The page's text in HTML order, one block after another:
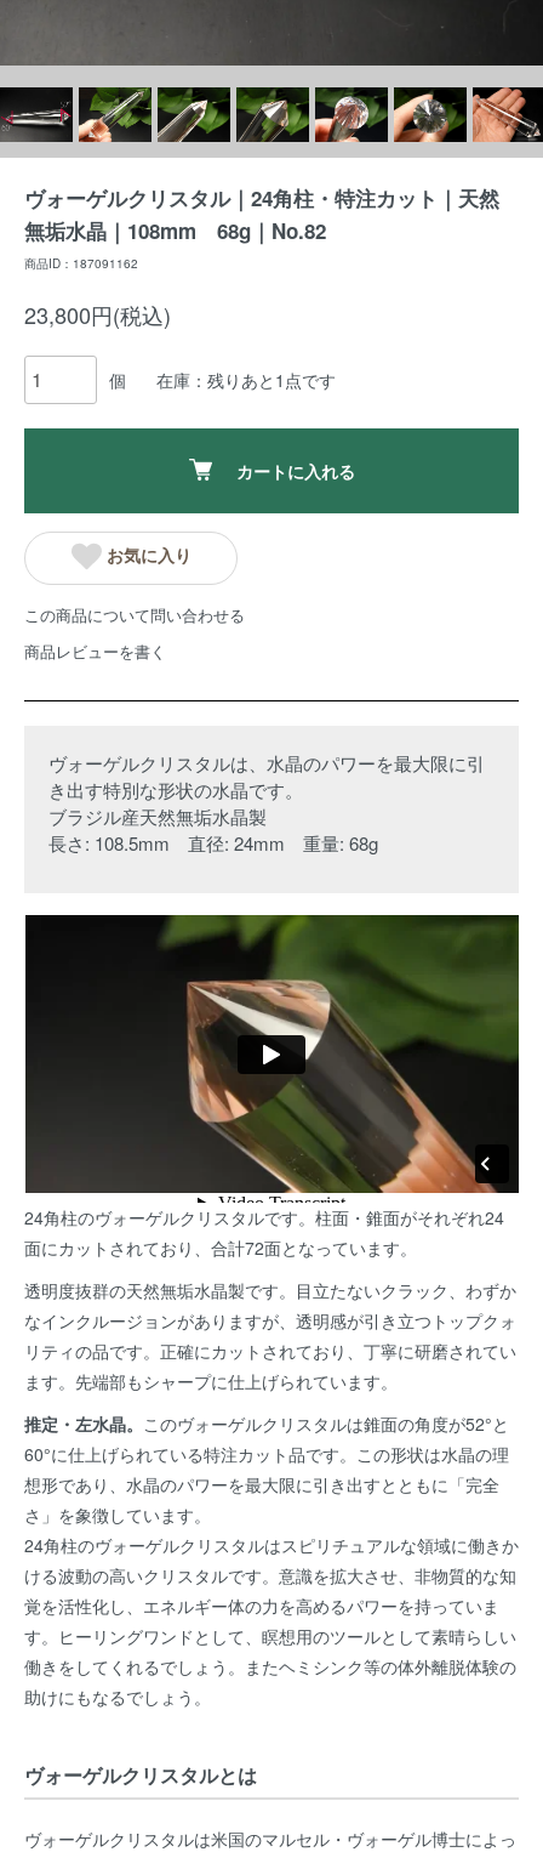
ヴォーゲルクリスタル｜24角柱・特注カット｜天然
無垢水晶｜108mm 68g｜No.82
商品ID：187091162
23,800円(税込)
個 在庫：残りあと1点です
カートに入れる
お気に入り
この商品について問い合わせる
商品レビューを書く
ヴォーゲルクリスタルは、水晶のパワーを最大限に引
き出す特別な形状の水晶です。
ブラジル産天然無垢水晶製
長さ: 108.5mm 直径: 24mm 重量: 68g
24角柱のヴォーゲルクリスタルです。柱面・錐面がそれぞれ24
面にカットされており、合計72面となっています。
透明度抜群の天然無垢水晶製です。目立たないクラック、わずか
なインクルージョンがありますが、透明感が引き立つトップクォ
リティの品です。正確にカットされており、丁寧に研磨されてい
ます。先端部もシャープに仕上げられています。
推定・左水晶。 このヴォーゲルクリスタルは錐面の角度が52°と
60°に仕上げられている特注カット品です。この形状は水晶の理
想形であり、水晶のパワーを最大限に引き出すとともに「完全
さ」を象徴しています。
24角柱のヴォーゲルクリスタルはスピリチュアルな領域に働きか
ける波動の高いクリスタルです。意識を拡大させ、非物質的な知
覚を活性化し、エネルギー体の力を高めるパワーを持っていま
す。ヒーリングワンドとして、瞑想用のツールとして素晴らしい
働きをしてくれるでしょう。またヘミシンク等の体外離脱体験の
助けにもなるでしょう。
ヴォーゲルクリスタルとは
ヴォーゲルクリスタルは米国のマルセル・ヴォーゲル博士によっ